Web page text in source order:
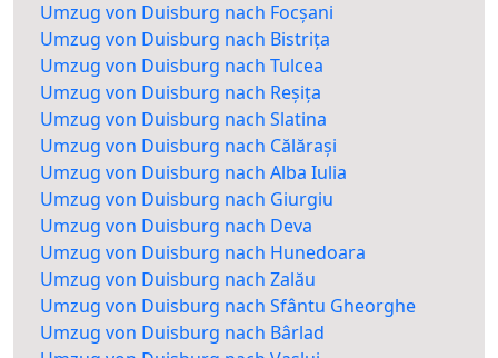
Umzug von Duisburg nach Focșani
Umzug von Duisburg nach Bistrița
Umzug von Duisburg nach Tulcea
Umzug von Duisburg nach Reșița
Umzug von Duisburg nach Slatina
Umzug von Duisburg nach Călărași
Umzug von Duisburg nach Alba Iulia
Umzug von Duisburg nach Giurgiu
Umzug von Duisburg nach Deva
Umzug von Duisburg nach Hunedoara
Umzug von Duisburg nach Zalău
Umzug von Duisburg nach Sfântu Gheorghe
Umzug von Duisburg nach Bârlad